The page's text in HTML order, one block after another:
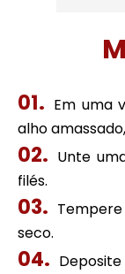
Em uma
alho
Unte
filés.
seco.